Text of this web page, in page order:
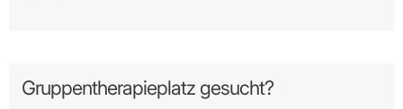
Gruppentherapieplatz gesucht?